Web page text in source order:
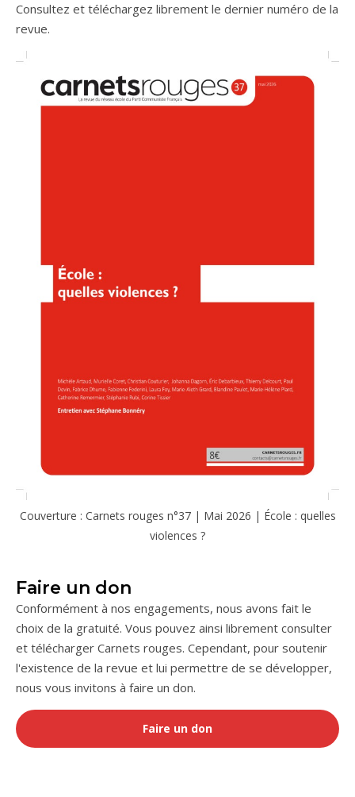
Consultez et téléchargez librement le dernier numéro de la
revue.
Couverture : Carnets rouges n°37 | Mai 2026 | École : quelles
violences ?
Faire un don
Conformément à nos engagements, nous avons fait le
choix de la gratuité. Vous pouvez ainsi librement consulter
et télécharger Carnets rouges. Cependant, pour soutenir
l'existence de la revue et lui permettre de se développer,
nous vous invitons à faire un don.
Faire un don